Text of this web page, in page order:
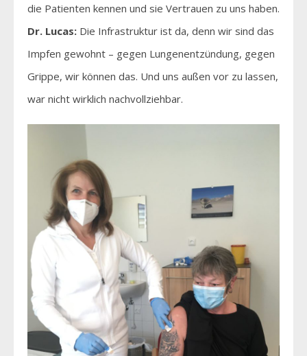
die Patienten kennen und sie Vertrauen zu uns haben.
Dr. Lucas: Die Infrastruktur ist da, denn wir sind das
Impfen gewohnt – gegen Lungenentzündung, gegen
Grippe, wir können das. Und uns außen vor zu lassen,
war nicht wirklich nachvollziehbar.